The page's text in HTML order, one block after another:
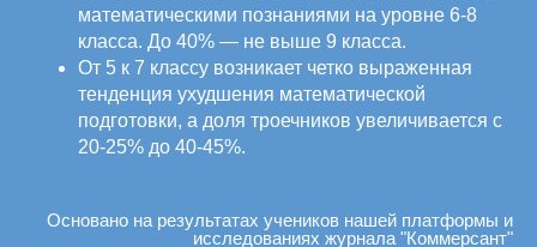
математическими познаниями на уровне 6-8
класса. До 40% — не выше 9 класса.
От 5 к 7 классу возникает четко выраженная
тенденция ухудшения математической
подготовки, а доля троечников увеличивается с
20-25% до 40-45%.
Основано на результатах учеников нашей платформы и
исследованиях журнала "Коммерсант"